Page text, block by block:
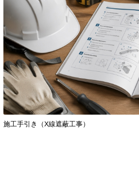
施工手引き（X線遮蔽工事）